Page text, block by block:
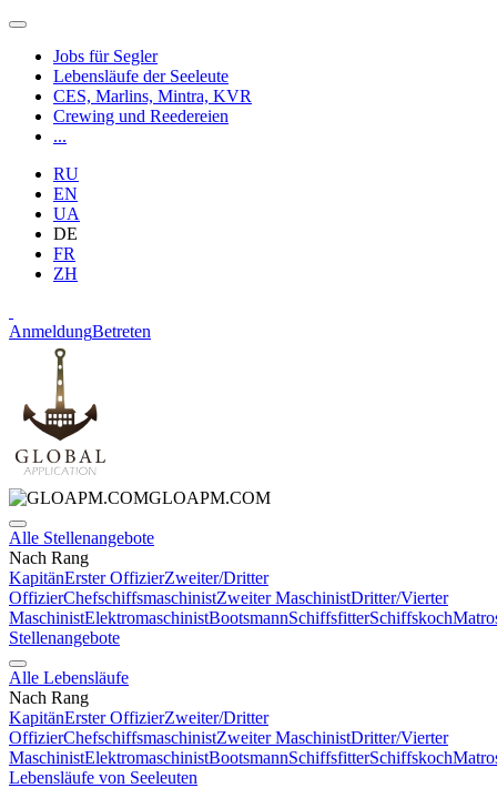
Jobs für Segler
Lebensläufe der Seeleute
CES, Marlins, Mintra, KVR
Crewing und Reedereien
...
RU
EN
UA
DE
FR
ZH
AnmeldungBetreten
GLOAPM.COM
Alle Stellenangebote
Nach Rang
KapitänErster OffizierZweiter/Dritter
OffizierChefschiffsmaschinistZweiter MaschinistDritter/Vierter
MaschinistElektromaschinistBootsmannSchiffsfitterSchiffskoch
Stellenangebote
Alle Lebensläufe
Nach Rang
KapitänErster OffizierZweiter/Dritter
OffizierChefschiffsmaschinistZweiter MaschinistDritter/Vierter
MaschinistElektromaschinistBootsmannSchiffsfitterSchiffskoch
Lebensläufe von Seeleuten